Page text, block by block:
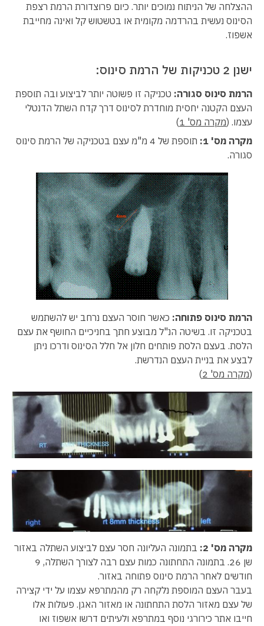
ההצלחה של הניתוח נמוכים יותר. כיום פרוצדורת הרמת רצפת
הסינוס נעשית בהרדמה מקומית או בטשטוש קל ואינה מחייבת
אשפוז.
ישנן 2 טכניקות של הרמת סינוס:
הרמת סינוס סגורה: טכניקה זו פשוטה יותר לביצוע ובה תוספת
העצם הקטנה יחסית מוחדרת לסינוס דרך קדח השתל הדנטלי
עצמו. (מקרה מס' 1
)
מקרה מס' 1:
תוספת של 4 מ"מ עצם בטכניקה של הרמת סינוס
סגורה.
הרמת סינוס פתוחה: כאשר חוסר העצם נרחב יש להשתמש
בטכניקה זו. בשיטה הנ"ל מבוצע חתך בחניכיים החושף את עצם
הלסת. בעצם הלסת פותחים חלון אל חלל הסינוס ודרכו ניתן
לבצע את בניית העצם הנדרשת.
(מקרה מס' 2 )
מקרה מס' 2:
בתמונה העליונה חסר עצם לביצוע השתלה באזור
שן 26. בתמונה התחתונה כמות עצם רבה לצורך השתלה, 9
חודשים לאחר הרמת סינוס פתוחה באזור.
בעבר העצם המוספת נלקחה רק מהמתרפא עצמו על ידי קצירה
של עצם מאזור הלסת התחתונה או מאזור האגן. פעולות אלו
חייבו אתר כירורגי נוסף במתרפא ולעיתים דרשו אשפוז ואו